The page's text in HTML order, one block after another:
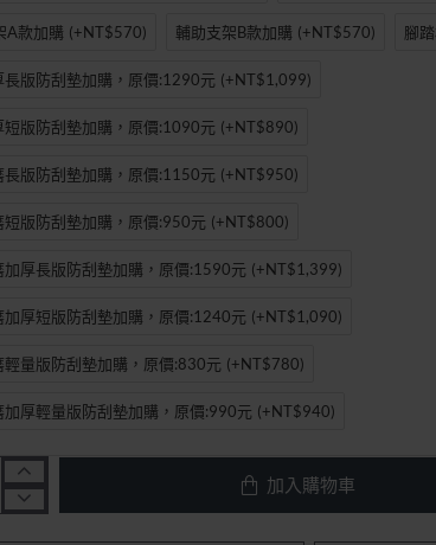
A款加購 (+NT$570) 輔助支架B款加購 (+NT$570) 腳
長版防刮墊加購，原價:1290元 (+NT$1,099)
短版防刮墊加購，原價:1090元 (+NT$890)
長版防刮墊加購，原價:1150元 (+NT$950)
短版防刮墊加購，原價:950元 (+NT$800)
加厚長版防刮墊加購，原價:1590元 (+NT$1,399)
加厚短版防刮墊加購，原價:1240元 (+NT$1,090)
輕量版防刮墊加購，原價:830元 (+NT$780)
加厚輕量版防刮墊加購，原價:990元 (+NT$940)
加入購物車